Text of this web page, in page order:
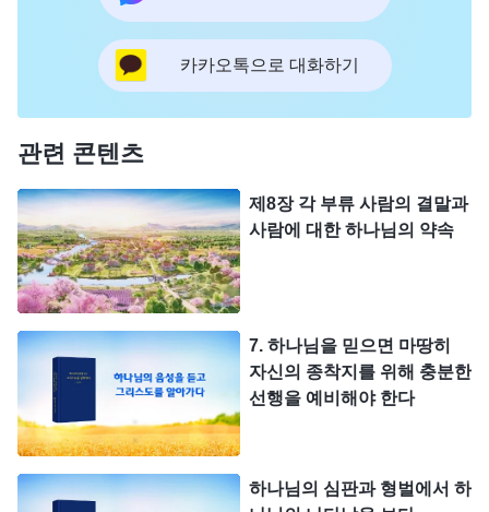
카카오톡으로 대화하기
관련 콘텐츠
제8장 각 부류 사람의 결말과
사람에 대한 하나님의 약속
7. 하나님을 믿으면 마땅히
자신의 종착지를 위해 충분한
선행을 예비해야 한다
하나님의 심판과 형벌에서 하